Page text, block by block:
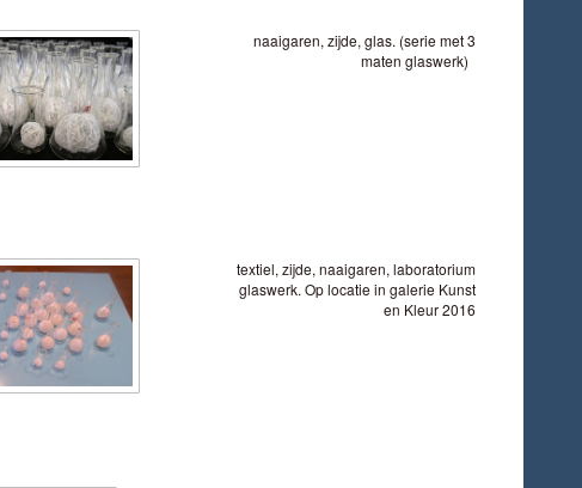
naaigaren, zijde, glas. (serie met 3
maten glaswerk)
textiel, zijde, naaigaren, laboratorium
glaswerk. Op locatie in galerie Kunst
en Kleur 2016